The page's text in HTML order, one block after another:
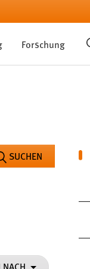
Forschung
SUCHEN